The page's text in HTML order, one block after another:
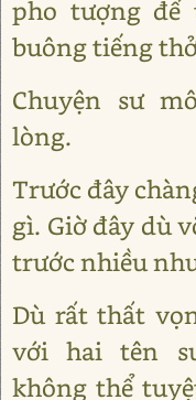
pho tượng để
buông tiếng
Chuyện sư
lòng.
Trước đây
gì. Giờ đây dù
trước nhiều
Dù rất thất
với hai tên
không thể